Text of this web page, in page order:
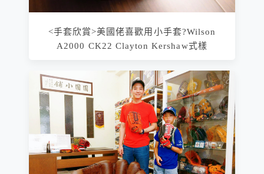
<手套欣賞>美國佬喜歡用小手套?Wilson
A2000 CK22 Clayton Kershaw式樣